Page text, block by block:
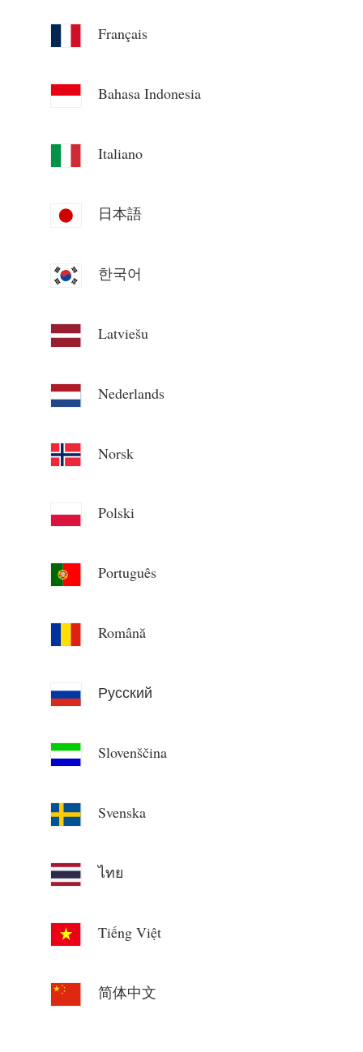
App Store
PV-rangering
Français
Bahasa Indonesia
Italiano
日本語
한국어
Latviešu
Nederlands
Norsk
Polski
Português
Română
Русский
Slovenščina
Svenska
ไทย
Tiếng Việt
简体中文